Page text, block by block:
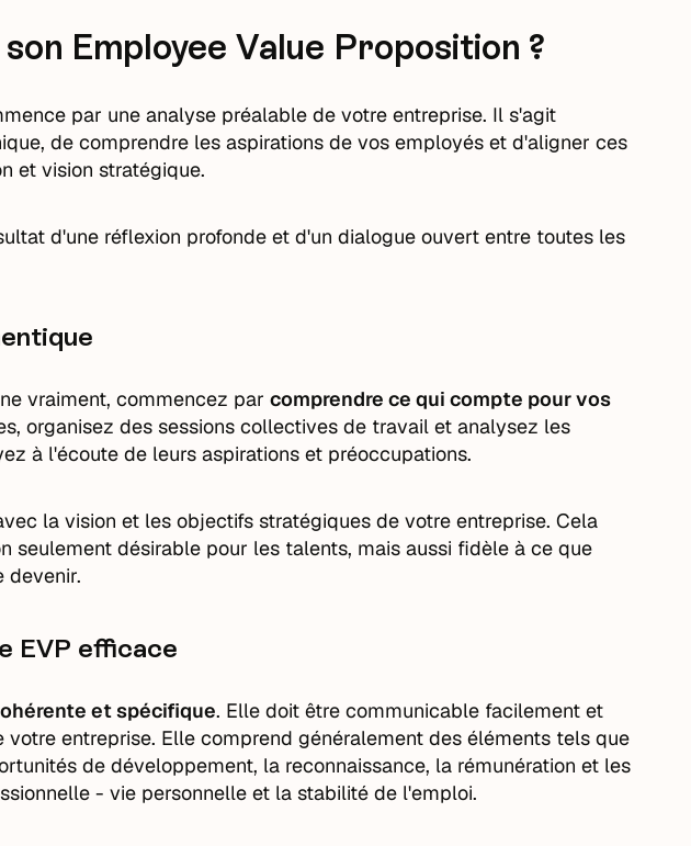
Employee Value Proposition ?
par une analyse préalable de votre entreprise. Il s'agit
de comprendre les aspirations de vos employés et d'aligner ces
et vision stratégique.
d'une réflexion profonde et d'un dialogue ouvert entre toutes les
vraiment, commencez par comprendre ce qui compte pour vos
organisez des sessions collectives de travail et analysez les
à l'écoute de leurs aspirations et préoccupations.
la vision et les objectifs stratégiques de votre entreprise. Cela
seulement désirable pour les talents, mais aussi fidèle à ce que
devenir.
EVP efficace
et spécifique. Elle doit être communicable facilement et
entreprise. Elle comprend généralement des éléments tels que
de développement, la reconnaissance, la rémunération et les
- vie personnelle et la stabilité de l'emploi.